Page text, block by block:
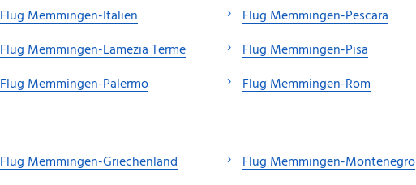
Flug Memmingen-Italien
Flug Memmingen-Lamezia Terme
Flug Memmingen-Palermo
Flug Memmingen-Pescara
Flug Memmingen-Pisa
Flug Memmingen-Rom
Flug Memmingen-Griechenland
Flug Memmingen-Montenegro